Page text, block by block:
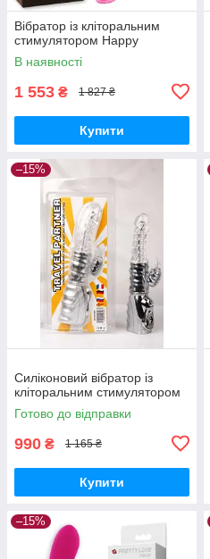
Вібратор із кліторальним
стимулятором Happy
В наявності
1 553 ₴ 1 827 ₴
Купити
–15%
Силіконовий вібратор із
кліторальним стимулятором
Готово до відправки
990 ₴ 1 165 ₴
Купити
–15%